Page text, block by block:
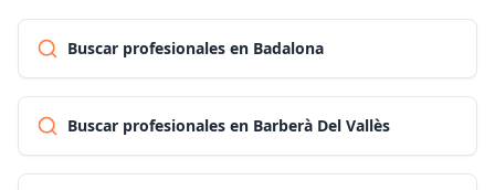
Buscar profesionales en Badalona
Buscar profesionales en Barberà Del Vallès